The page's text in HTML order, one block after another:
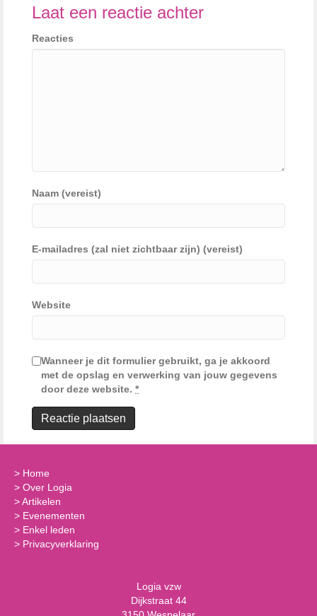
Laat een reactie achter
Reacties
Naam (vereist)
E-mailadres (zal niet zichtbaar zijn) (vereist)
Website
Wanneer je dit formulier gebruikt, ga je akkoord
met de opslag en verwerking van jouw gegevens
door deze website. *
> Home
> Over Logia
>Artikelen
> Evenementen
> Enkel leden
> Privacyverklaring
Logia vzw
Dijkstraat 44